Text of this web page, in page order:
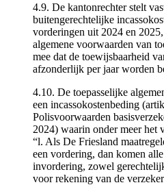
4.9. De kantonrechter stelt
buitengerechtelijke
vorderingen uit 2024 en
algemene voorwaarden van
mee dat de toewijsbaarheid
afzonderlijk per jaar worden
4.10. De toepasselijke
een incassokostenbeding
Polisvoorwaarden
2024) waarin onder meer het
“l. Als De Friesland
een vordering, dan komen
invordering, zowel
voor rekening van de